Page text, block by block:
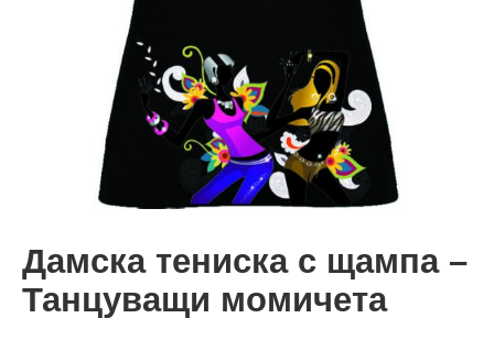
Дамска тениска с щампа –
Танцуващи момичета